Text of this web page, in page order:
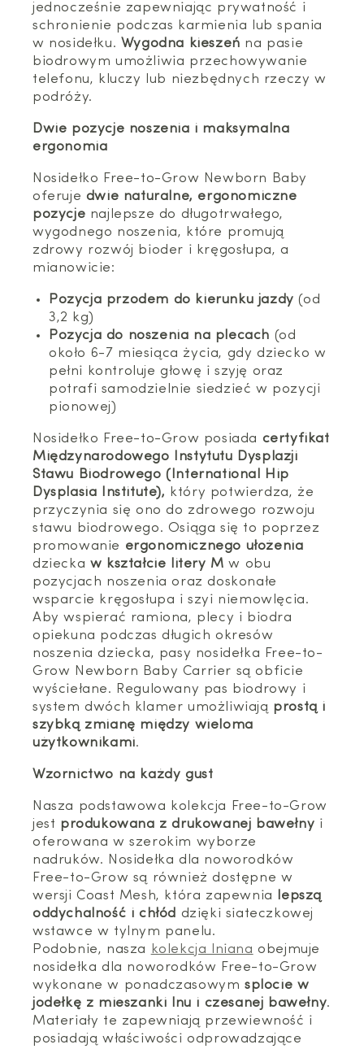
jednocześnie zapewniając prywatność i
schronienie podczas karmienia lub spania
w nosidełku. Wygodna kieszeń na pasie
biodrowym umożliwia przechowywanie
telefonu, kluczy lub niezbędnych rzeczy w
podróży.
Dwie pozycje noszenia i maksymalna
ergonomia
Nosidełko Free-to-Grow Newborn Baby
oferuje dwie naturalne, ergonomiczne
pozycje najlepsze do długotrwałego,
wygodnego noszenia, które promują
zdrowy rozwój bioder i kręgosłupa, a
mianowicie:
Pozycja przodem do kierunku jazdy (od
3,2 kg)
Pozycja do noszenia na plecach (od
około 6-7 miesiąca życia, gdy dziecko w
pełni kontroluje głowę i szyję oraz
potrafi samodzielnie siedzieć w pozycji
pionowej)
Nosidełko Free-to-Grow posiada certyfikat
Międzynarodowego Instytutu Dysplazji
Stawu Biodrowego (International Hip
Dysplasia Institute), który potwierdza, że
przyczynia się ono do zdrowego rozwoju
stawu biodrowego. Osiąga się to poprzez
promowanie ergonomicznego ułożenia
dziecka w kształcie litery M w obu
pozycjach noszenia oraz doskonałe
wsparcie kręgosłupa i szyi niemowlęcia.
Aby wspierać ramiona, plecy i biodra
opiekuna podczas długich okresów
noszenia dziecka, pasy nosidełka Free-to-
Grow Newborn Baby Carrier są obficie
wyściełane. Regulowany pas biodrowy i
system dwóch klamer umożliwiają prostą i
szybką zmianę między wieloma
użytkownikami.
Wzornictwo na każdy gust
Nasza podstawowa kolekcja Free-to-Grow
jest produkowana z drukowanej bawełny i
oferowana w szerokim wyborze
nadruków. Nosidełka dla noworodków
Free-to-Grow są również dostępne w
wersji Coast Mesh, która zapewnia
lepszą
oddychalność i chłód dzięki siateczkowej
wstawce w tylnym panelu.
Podobnie, nasza
kolekcja lniana obejmuje
nosidełka dla noworodków Free-to-Grow
wykonane w ponadczasowymsplocie w
jodełkę z mieszanki lnu i czesanej bawełny.
Materiały te zapewniają przewiewność i
posiadają właściwości odprowadzające